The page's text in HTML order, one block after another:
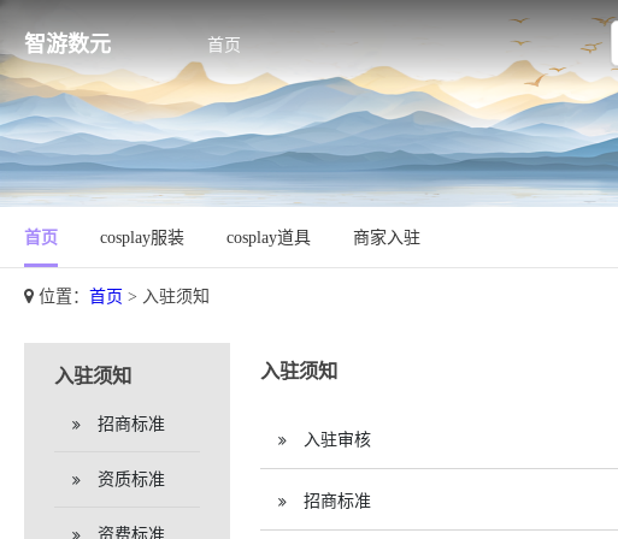
智游数元 首页
首页 cosplay服装 cosplay道具 商家入驻
位置： 首页 > 入驻须知
入驻须知
招商标准
资质标准
资费标准
入驻须知
入驻审核
招商标准